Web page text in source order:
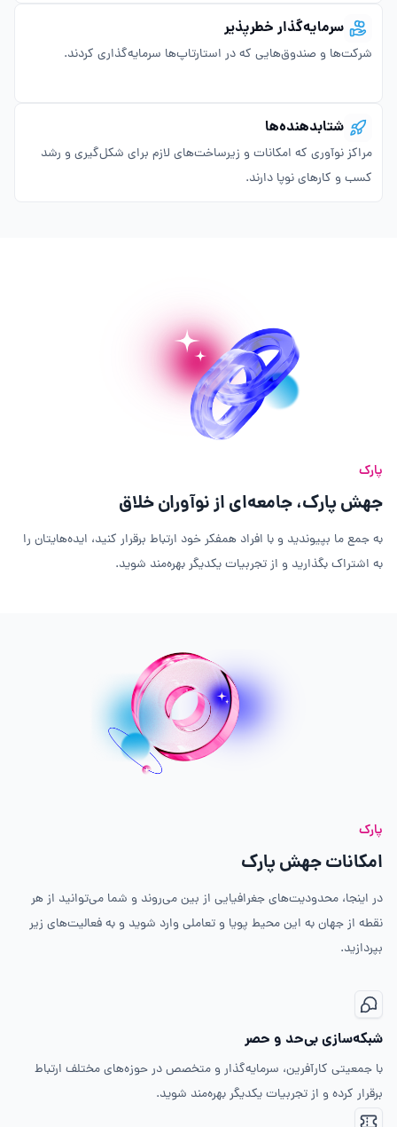
سرمایه‌گذار خطرپذیر
شرکت‌ها و صندوق‌هایی که در استارتاپ‌ها سرمایه‌گذاری کردند.
شتابدهنده‌ها
مراکز نوآوری که امکانات و زیرساخت‌های لازم برای شکل‌گیری و رشد
کسب و کارهای نوپا دارند.
پارک
جهش پارک، جامعه‌ای از نوآوران خلاق
به جمع ما بپیوندید و با افراد همفکر خود ارتباط برقرار کنید، ایده‌هایتان را
به اشتراک بگذارید و از تجربیات یکدیگر بهره‌مند شوید.
پارک
امکانات جهش پارک
در اینجا، محدودیت‌های جغرافیایی از بین می‌روند و شما می‌توانید از هر
نقطه از جهان به این محیط پویا و تعاملی وارد شوید و به فعالیت‌های زیر
بپردازید.
شبکه‌سازی بی‌حد و حصر
با جمعیتی کارآفرین، سرمایه‌گذار و متخصص در حوزه‌های مختلف ارتباط
برقرار کرده و از تجربیات یکدیگر بهره‌مند شوید.